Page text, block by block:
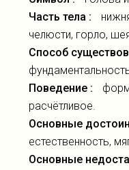
Часть тела :
челюсти, горло,
Способ
Поведение :
расчётливое.
Основные
естественность,
Основные